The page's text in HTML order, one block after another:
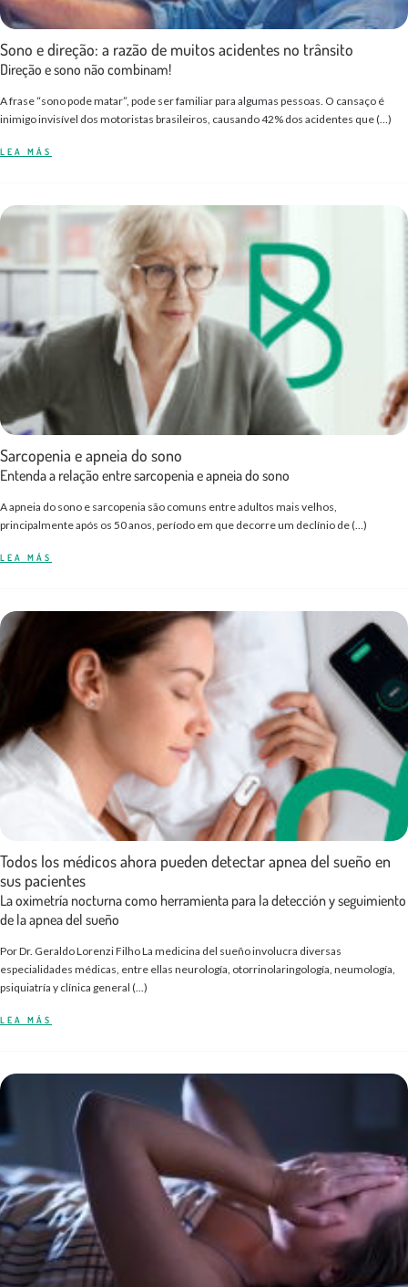
Sono e direção: a razão de muitos acidentes no trânsito
Direção e sono não combinam!
A frase “sono pode matar”, pode ser familiar para algumas pessoas. O cansaço é
inimigo invisível dos motoristas brasileiros, causando 42% dos acidentes que (…)
LEA MÁS
Sarcopenia e apneia do sono
Entenda a relação entre sarcopenia e apneia do sono
A apneia do sono e sarcopenia são comuns entre adultos mais velhos,
principalmente após os 50 anos, período em que decorre um declínio de (…)
LEA MÁS
Todos los médicos ahora pueden detectar apnea del sueño en
sus pacientes
La oximetría nocturna como herramienta para la detección y seguimiento
de la apnea del sueño
Por Dr. Geraldo Lorenzi Filho La medicina del sueño involucra diversas
especialidades médicas, entre ellas neurología, otorrinolaringología, neumología,
psiquiatría y clínica general (...)
LEA MÁS